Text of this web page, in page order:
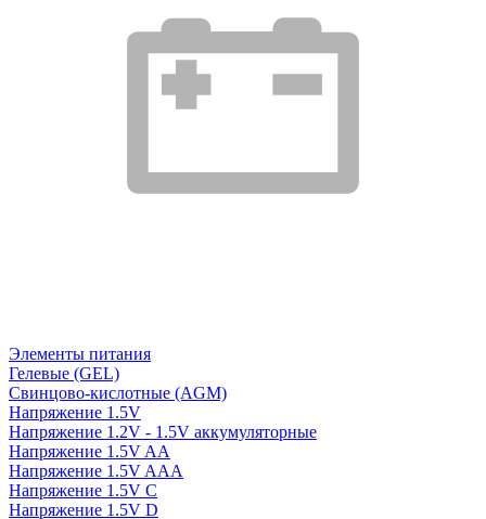
Элементы питания
Гелевые (GEL)
Свинцово-кислотные (AGM)
Напряжение 1.5V
Напряжение 1.2V - 1.5V аккумуляторные
Напряжение 1.5V AA
Напряжение 1.5V AAA
Напряжение 1.5V C
Напряжение 1.5V D